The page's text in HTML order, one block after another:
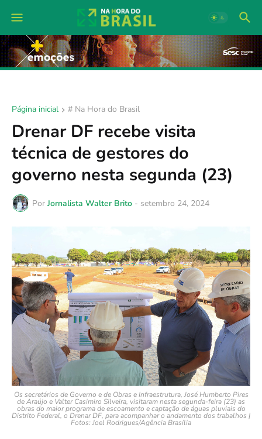
Página inicial # Na Hora do Brasil
Drenar DF recebe visita
técnica de gestores do
governo nesta segunda (23)
Por Jornalista Walter Brito - setembro 24, 2024
Os secretários de Governo e de Obras e Infraestrutura, José Humberto Pires
de Araújo e Valter Casimiro Silveira, visitaram nesta segunda-feira (23) as
obras do maior programa de escoamento e captação de águas pluviais do
Distrito Federal, o Drenar DF, para acompanhar o andamento dos trabalhos |
Fotos: Joel Rodrigues/Agência Brasília